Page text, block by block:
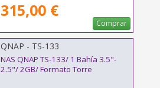
315,00 €
Comprar
QNAP - TS-133
NAS QNAP TS-133/ 1 Bahía 3.5"-
2.5"/ 2GB/ Formato Torre